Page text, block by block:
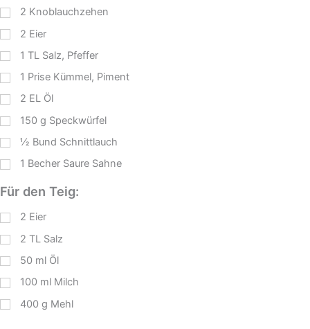
2 Knoblauchzehen
2 Eier
1 TL Salz, Pfeffer
1 Prise Kümmel, Piment
2 EL Öl
150 g Speckwürfel
½ Bund Schnittlauch
1 Becher Saure Sahne
Für den Teig:
2 Eier
2 TL Salz
50 ml Öl
100 ml Milch
400 g Mehl